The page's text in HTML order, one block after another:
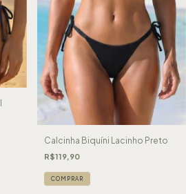
Calcinha Biquíni Lacinho Preto
R$119,90
COMPRAR